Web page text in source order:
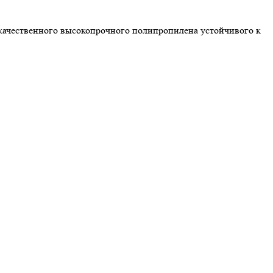
высокопрочного полипропилена устойчивого к